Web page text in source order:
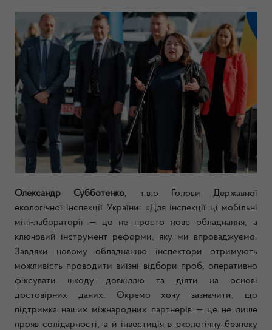
Олександр Субботенко, т.в.о Голови Державної
екологічної інспекції України: «Для інспекції ці мобільні
міні-лабораторії — це не просто нове обладнання, а
ключовий інструмент реформи, яку ми впроваджуємо.
Завдяки новому обладнанню інспектори отримують
можливість проводити виїзні відбори проб, оперативно
фіксувати шкоду довкіллю та діяти на основі
достовірних даних. Окремо хочу зазначити, що
підтримка наших міжнародних партнерів — це не лише
прояв солідарності, а й інвестиція в екологічну безпеку